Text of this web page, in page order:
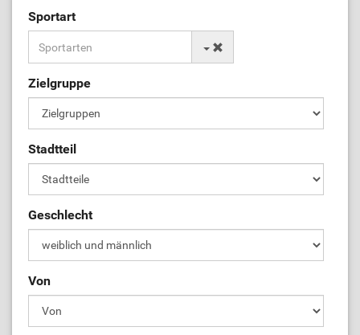
Sportart
Zielgruppe
Stadtteil
Geschlecht
Von